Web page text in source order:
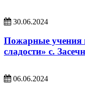
30.06.2024
Пожарные
сладости» с.
06.06.2024